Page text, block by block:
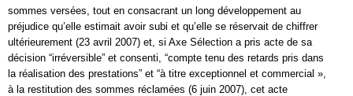
sommes versées, tout en consacrant un long développement au
préjudice qu’elle estimait avoir subi et qu’elle se réservait de chiffrer
ultérieurement (23 avril 2007) et, si Axe Sélection a pris acte de sa
décision “irréversible” et consenti, “compte tenu des retards pris dans
la réalisation des prestations” et “à titre exceptionnel et commercial »,
à la restitution des sommes réclamées (6 juin 2007), cet acte